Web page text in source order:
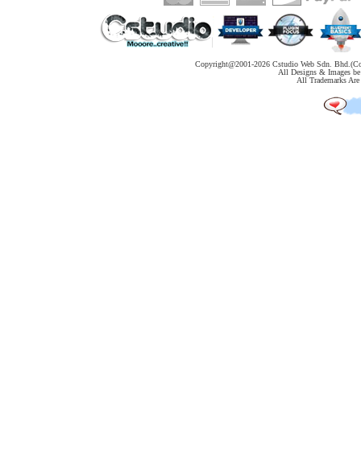
Copyright@2001-2026 Cstudio Web Sdn.
All Designs & Images
All Trademarks